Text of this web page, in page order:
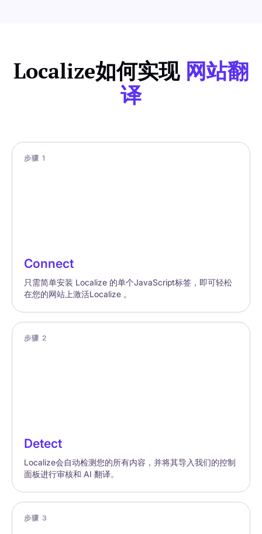
Localize如何实现 网站翻
译
步骤 1
Connect
只需简单安装 Localize 的单个JavaScript标签，即可轻松
在您的网站上激活Localize 。
步骤 2
Detect
Localize会自动检测您的所有内容，并将其导入我们的控制
面板进行审核和 AI 翻译。
步骤 3